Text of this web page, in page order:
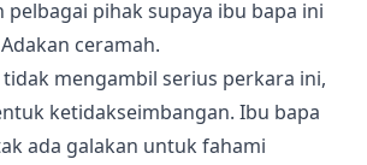
pelbagai pihak supaya ibu bapa ini
ceramah.
tidak mengambil serius perkara ini,
ketidakseimbangan. Ibu bapa
ada galakan untuk fahami